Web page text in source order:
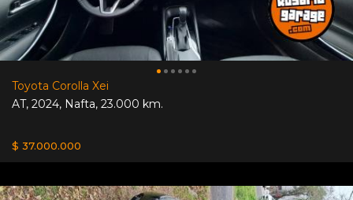
Toyota Corolla Xei
AT, 2024, Nafta, 23.000 km.
$ 37.000.000